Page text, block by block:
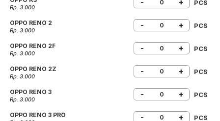
Rp. 3.000
- + PCS
OPPO RENO 2
Rp. 3.000
- + PCS
OPPO RENO 2F
Rp. 3.000
- + PCS
OPPO RENO 2Z
Rp. 3.000
- + PCS
OPPO RENO 3
Rp. 3.000
- + PCS
OPPO RENO 3 PRO - + PCS